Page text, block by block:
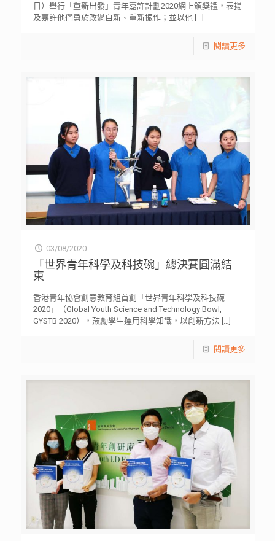
日）舉行「重新出發」青年嘉許計劃2020網上頒獎禮，表揚
及嘉許他們勇於改過自新、重新振作；並以他 […]
閱讀更多
03/08/2020
「世界青年科學及科技碗」總決賽圓滿結
束
香港青年協會創意教育組首創「世界青年科學及科技碗
2020」（Global Youth Science and Technology Bowl,
GYSTB 2020），鼓勵學生運用科學知識，以創新方法[…]
閱讀更多